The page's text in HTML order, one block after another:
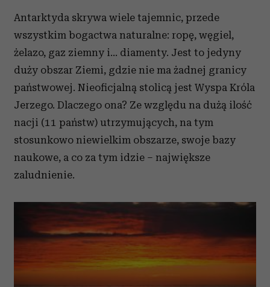
Antarktyda skrywa wiele tajemnic, przede
wszystkim bogactwa naturalne: ropę, węgiel,
żelazo, gaz ziemny i… diamenty. Jest to jedyny
duży obszar Ziemi, gdzie nie ma żadnej granicy
państwowej. Nieoficjalną stolicą jest Wyspa Króla
Jerzego. Dlaczego ona? Ze względu na dużą ilość
nacji (11 państw) utrzymujących, na tym
stosunkowo niewielkim obszarze, swoje bazy
naukowe, a co za tym idzie – największe
zaludnienie.